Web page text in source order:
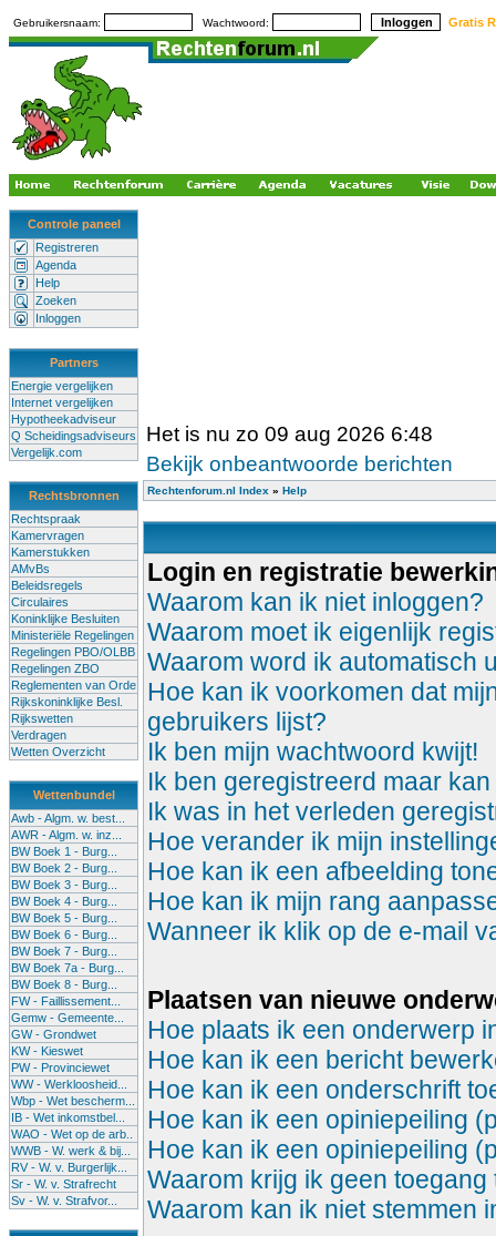
Gebruikersnaam: Wachtwoord: Gratis
Controle paneel
Registreren
Agenda
Help
Zoeken
Inloggen
Partners
Energie vergelijken
Internet vergelijken
Hypotheekadviseur
Q Scheidingsadviseurs
Vergelijk.com
Rechtsbronnen
Rechtspraak
Kamervragen
Kamerstukken
AMvBs
Beleidsregels
Circulaires
Koninklijke Besluiten
Ministeriële Regelingen
Regelingen PBO/OLBB
Regelingen ZBO
Reglementen van Orde
Rijkskoninklijke Besl.
Rijkswetten
Verdragen
Wetten Overzicht
Wettenbundel
Awb - Algm. w. best...
AWR - Algm. w. inz...
BW Boek 1 - Burg...
BW Boek 2 - Burg...
BW Boek 3 - Burg...
BW Boek 4 - Burg...
BW Boek 5 - Burg...
BW Boek 6 - Burg...
BW Boek 7 - Burg...
BW Boek 7a - Burg...
BW Boek 8 - Burg...
FW - Faillissement...
Gemw - Gemeente...
GW - Grondwet
KW - Kieswet
PW - Provinciewet
WW - Werkloosheid...
Wbp - Wet bescherm...
IB - Wet inkomstbel...
WAO - Wet op de arb..
WWB - W. werk & bij...
RV - W. v. Burgerlijk...
Sr - W. v. Strafrecht
Sv - W. v. Strafvor...
Het is nu zo 09 aug 2026 6:48
Bekijk onbeantwoorde berichten
Rechtenforum.nl Index » Help
Login en registratie
Waarom kan ik niet inloggen?
Waarom moet ik eigenlijk
Waarom word ik automatisch
Hoe kan ik voorkomen dat
gebruikers lijst?
Ik ben mijn wachtwoord kwijt!
Ik ben geregistreerd maar
Ik was in het verleden
Hoe verander ik mijn
Hoe kan ik een afbeelding
Hoe kan ik mijn rang
Wanneer ik klik op de e-mail
Plaatsen van nieuwe
Hoe plaats ik een onderwerp
Hoe kan ik een bericht
Hoe kan ik een onderschrift
Hoe kan ik een opiniepeiling
Hoe kan ik een opiniepeiling
Waarom krijg ik geen toegang
Waarom kan ik niet stemmen